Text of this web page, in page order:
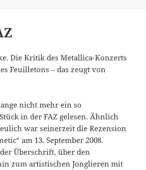
Die Kritik des Metallica-Konzerts
Feuilletons – das zeugt von
nicht mehr ein so
in der FAZ gelesen. Ähnlich
war seinerzeit die Rezension
am 13. September 2008.
Überschrift, über den
zum artistischen Jonglieren mit